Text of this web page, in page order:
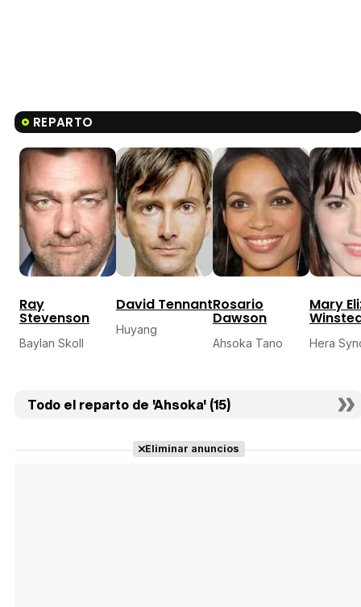
REPARTO
Ray
Stevenson
Baylan Skoll
David Tennant
Huyang
Rosario
Dawson
Ahsoka Tano
Mary
Hera
Todo el reparto de 'Ahsoka' (15)
Eliminar anuncios